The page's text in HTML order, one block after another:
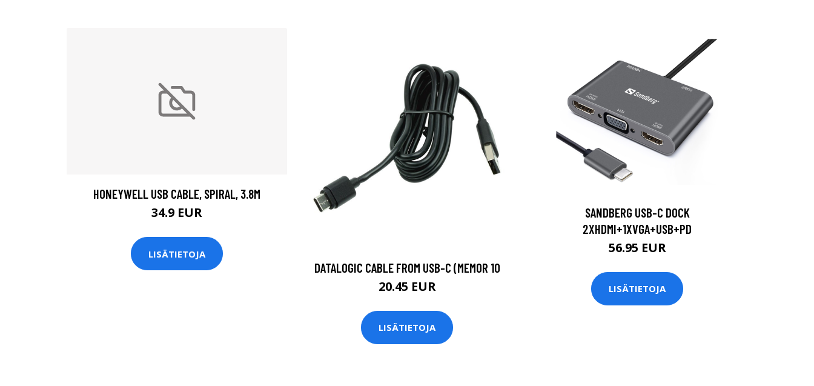
HONEYWELL USB CABLE, SPIRAL, 3.8M
34.9 EUR
LISÄTIETOJA
DATALOGIC CABLE FROM USB-C (MEMOR 10
20.45 EUR
LISÄTIETOJA
SANDBERG USB-C DOCK
2XHDMI+1XVGA+USB+PD
56.95 EUR
LISÄTIETOJA